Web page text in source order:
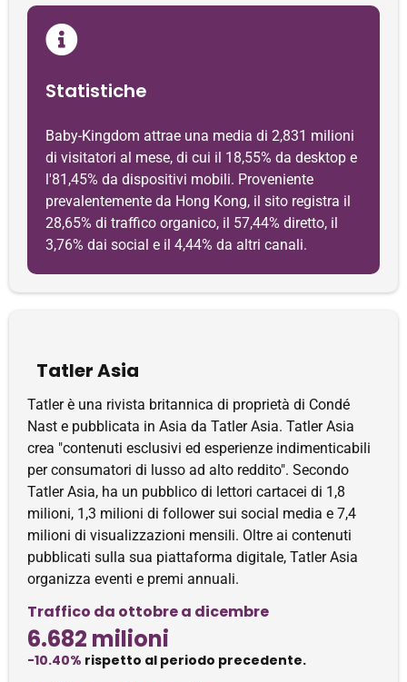
Statistiche
Baby-Kingdom attrae una media di 2,831 milioni
di visitatori al mese, di cui il 18,55% da desktop e
l'81,45% da dispositivi mobili. Proveniente
prevalentemente da Hong Kong, il sito registra il
28,65% di traffico organico, il 57,44% diretto, il
3,76% dai social e il 4,44% da altri canali.
Tatler Asia
Tatler è una rivista britannica di proprietà di Condé
Nast e pubblicata in Asia da Tatler Asia. Tatler Asia
crea "contenuti esclusivi ed esperienze indimenticabili
per consumatori di lusso ad alto reddito". Secondo
Tatler Asia, ha un pubblico di lettori cartacei di 1,8
milioni, 1,3 milioni di follower sui social media e 7,4
milioni di visualizzazioni mensili. Oltre ai contenuti
pubblicati sulla sua piattaforma digitale, Tatler Asia
organizza eventi e premi annuali.
Traffico da ottobre a dicembre
6.682 milioni
-10.40% rispetto al periodo precedente.